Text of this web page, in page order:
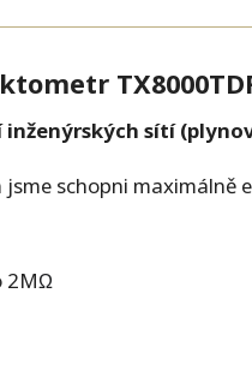
sítí
schopni
2MΩ